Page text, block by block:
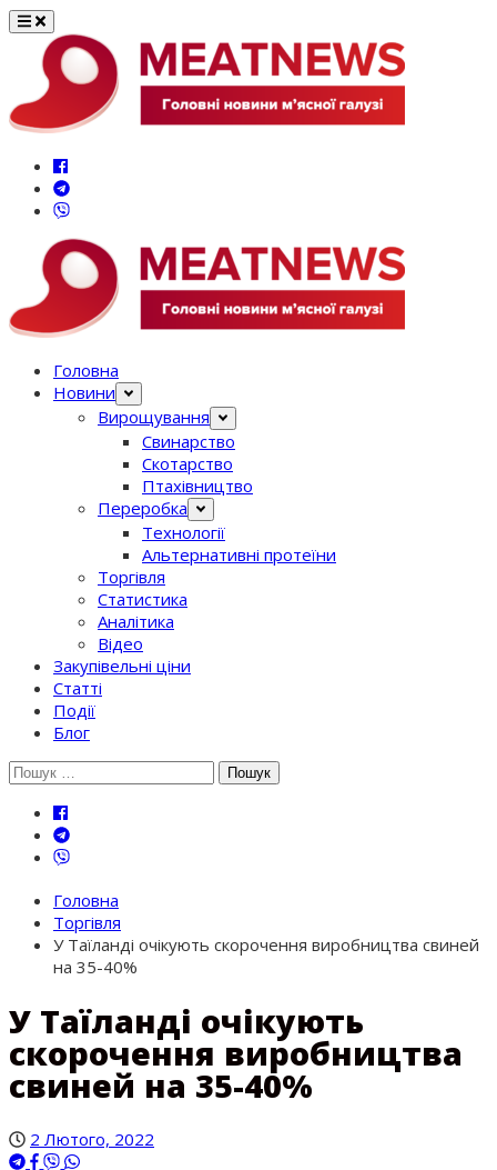
Перейти
вмісту
Головна
Новини
Вирощування
Свинарство
Скотарство
Птахівництво
Переробка
Технології
Альтернативні протеїни
Торгівля
Статистика
Аналітика
Відео
Закупівельні ціни
Статті
Події
Блог
Шукати:
Головна
Торгівля
У Таїланді очікують скорочення виробництва свиней
на 35-40%
У Таїланді очікують
скорочення виробництва
свиней на 35-40%
2 Лютого, 2022